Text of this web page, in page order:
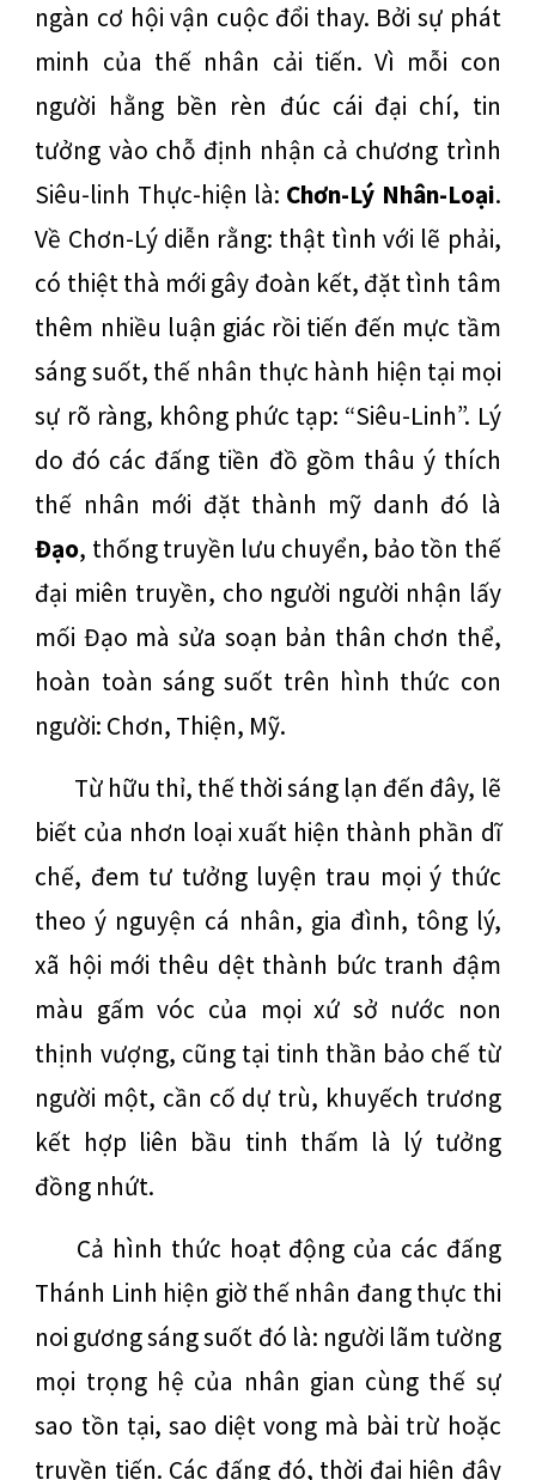
ngàn cơ hội vận cuộc đổi thay. Bởi sự phát
minh của thế nhân cải tiến. Vì mỗi con
người hằng bền rèn đúc cái đại chí, tin
tưởng vào chỗ định nhận cả chương trình
Siêu-linh Thực-hiện là: Chơn-Lý Nhân-Loại.
Về Chơn-Lý diễn rằng: thật tình với lẽ phải,
có thiệt thà mới gây đoàn kết, đặt tình tâm
thêm nhiều luận giác rồi tiến đến mực tầm
sáng suốt, thế nhân thực hành hiện tại mọi
sự rõ ràng, không phức tạp: “Siêu-Linh”. Lý
do đó các đấng tiền đồ gồm thâu ý thích
thế nhân mới đặt thành mỹ danh đó là
Đạo, thống truyền lưu chuyển, bảo tồn thế
đại miên truyền, cho người người nhận lấy
mối Đạo mà sửa soạn bản thân chơn thể,
hoàn toàn sáng suốt trên hình thức con
người: Chơn, Thiện, Mỹ.
Từ hữu thỉ, thế thời sáng lạn đến đây, lẽ
biết của nhơn loại xuất hiện thành phần dĩ
chế, đem tư tưởng luyện trau mọi ý thức
theo ý nguyện cá nhân, gia đình, tông lý,
xã hội mới thêu dệt thành bức tranh đậm
màu gấm vóc của mọi xứ sở nước non
thịnh vượng, cũng tại tinh thần bảo chế từ
người một, cần cố dự trù, khuyếch trương
kết hợp liên bầu tinh thấm là lý tưởng
đồng nhứt.
Cả hình thức hoạt động của các đấng
Thánh Linh hiện giờ thế nhân đang thực thi
noi gương sáng suốt đó là: người lãm tường
mọi trọng hệ của nhân gian cùng thế sự
sao tồn tại, sao diệt vong mà bài trừ hoặc
truyền tiến. Các đấng đó, thời đại hiện đây